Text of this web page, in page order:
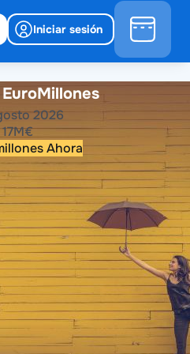
Iniciar sesión
EuroMillones
2026
17M€
Ahora
anteriores
2024 2023 2022 2021
2018 2017 2016
2015
2012 2011 2010 2009
2006 2005 2004
de EuroMillones